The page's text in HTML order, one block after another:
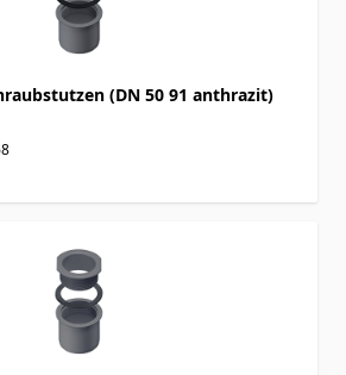
(DN 50 91 anthrazit)